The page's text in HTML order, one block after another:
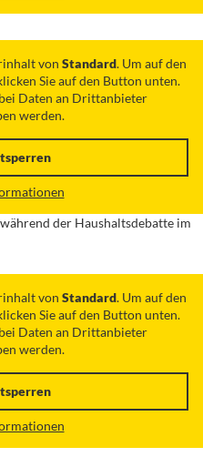
von Standard. Um auf den
Sie auf den Button unten.
Daten an Drittanbieter
werden.
der Haushaltsdebatte im
von Standard. Um auf den
Sie auf den Button unten.
Daten an Drittanbieter
werden.